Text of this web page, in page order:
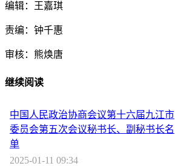
编辑：王嘉琪
责编：钟千惠
审核：熊焕唐
继续阅读
中国人民政治协商会议第十六届九江市
委员会第五次会议秘书长、副秘书长名
单
2025-01-11 09:34